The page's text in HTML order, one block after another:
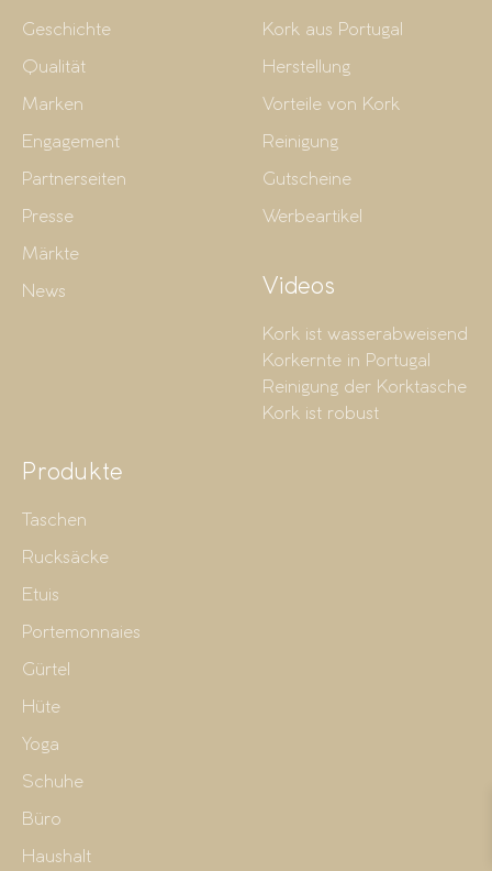
Geschichte
Qualität
Marken
Engagement
Partnerseiten
Presse
Märkte
News
Kork aus Portugal
Herstellung
Vorteile von Kork
Reinigung
Gutscheine
Werbeartikel
Videos
Kork ist wasserabweisend
Korkernte in Portugal
Reinigung der Korktasche
Kork ist robust
Produkte
Taschen
Rucksäcke
Etuis
Portemonnaies
Gürtel
Hüte
Yoga
Schuhe
Büro
Haushalt